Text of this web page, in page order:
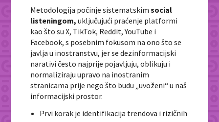
Metodologija počinje sistematskimsocial
listeningom, uključujući praćenje platformi
kao što su X, TikTok, Reddit, YouTube i
Facebook, s posebnim fokusom na ono što se
javlja u inostranstvu, jer se dezinformacijski
narativi često najprije pojavljuju, oblikuju i
normaliziraju upravo na inostranim
stranicama prije nego što budu „uvoženi“ u naš
informacijski prostor.
Prvi korak je identifikacija trendova i rizičnih